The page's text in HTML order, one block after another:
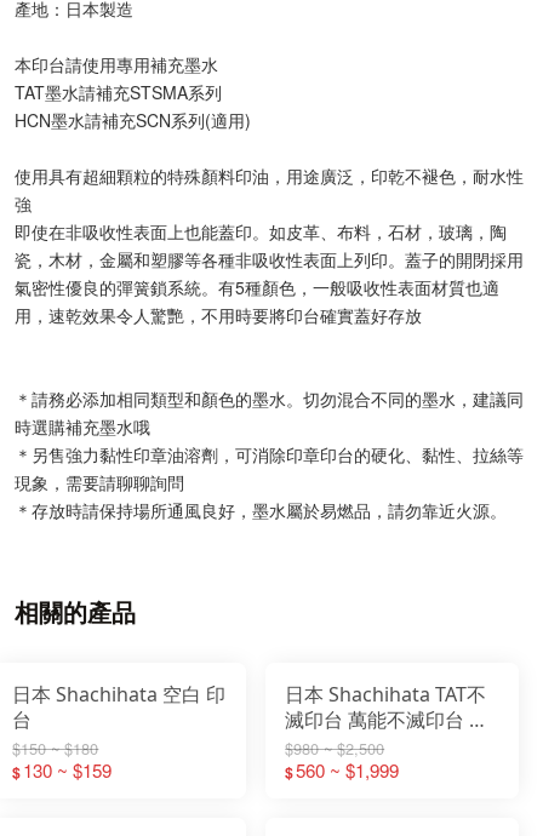
產地：日本製造
本印台請使用專用補充墨水
TAT墨水請補充STSMA系列
HCN墨水請補充SCN系列(適用)
使用具有超細顆粒的特殊顏料印油，用途廣泛，印乾不褪色，耐水性
強
即使在非吸收性表面上也能蓋印。如皮革、布料，石材，玻璃，陶
瓷，木材，金屬和塑膠等各種非吸收性表面上列印。蓋子的開閉採用
氣密性優良的彈簧鎖系統。有5種顏色，一般吸收性表面材質也適
用，速乾效果令人驚艷，不用時要將印台確實蓋好存放
＊請務必添加相同類型和顏色的墨水。切勿混合不同的墨水，建議同
時選購補充墨水哦
＊另售強力黏性印章油溶劑，可消除印章印台的硬化、黏性、拉絲等
現象，需要請聊聊詢問
＊存放時請保持場所通風良好，墨水屬於易燃品，請勿靠近火源。
相關的產品
日本 Shachihata 空白 印
台
$150 ~ $180
$130 ~ $159
日本 Shachihata TAT不
滅印台 萬能不滅印台 補
充液 速乾 塑料 金屬多用
途 STSMA 防水
$980 ~ $2,500
$560 ~ $1,999